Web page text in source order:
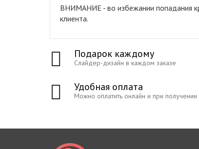
ВНИМАНИЕ - во избежании попадания
клиента.
Подарок каждому
Слайдер-дизайн в каждом заказе
Удобная оплата
Можно оплатить онлайн и при получении